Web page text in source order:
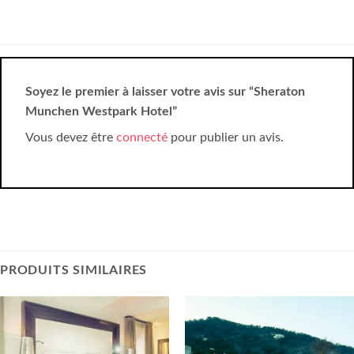
Soyez le premier à laisser votre avis sur “Sheraton
Munchen Westpark Hotel”
Vous devez être connecté pour publier un avis.
PRODUITS SIMILAIRES